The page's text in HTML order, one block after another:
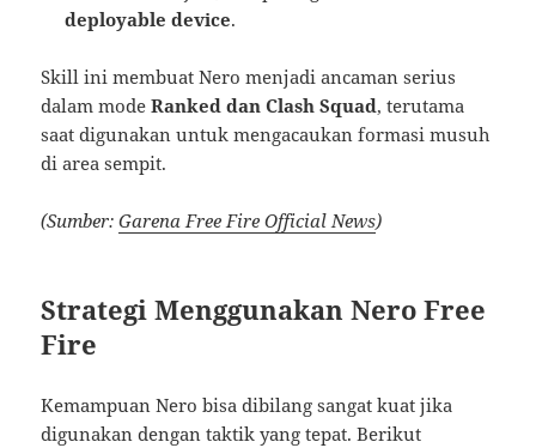
deployable device.
Skill ini membuat Nero menjadi ancaman serius
dalam modeRanked dan Clash Squad, terutama
saat digunakan untuk mengacaukan formasi musuh
di area sempit.
(Sumber:Garena Free Fire Official News)
Strategi Menggunakan Nero Free
Fire
Kemampuan Nero bisa dibilang sangat kuat jika
digunakan dengan taktik yang tepat. Berikut